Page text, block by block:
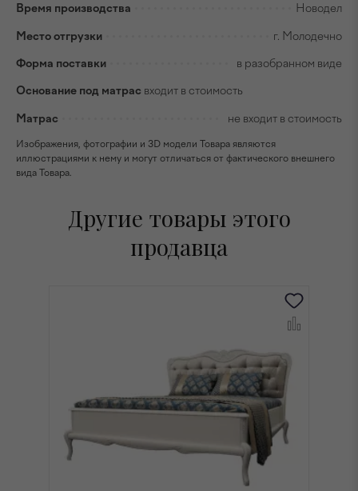
Время производства Новодел
Место отгрузки г. Молодечно
Форма поставки в разобранном виде
Основание под матрас входит в стоимость
Матрас не входит в стоимость
Изображения, фотографии и 3D модели Товара являются
иллюстрациями к нему и могут отличаться от фактического внешнего
вида Товара.
Другие товары этого
продавца